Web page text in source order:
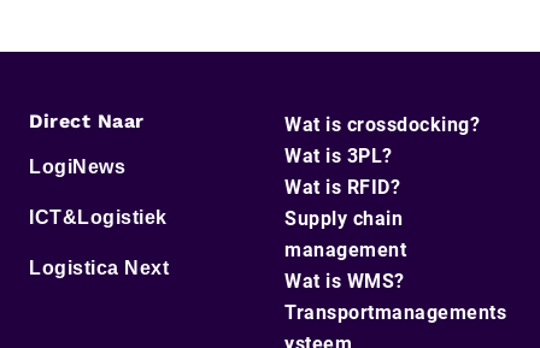
Direct Naar
LogiNews
ICT&Logistiek
Logistica Next
Wat is crossdocking?
Wat is 3PL?
Wat is RFID?
Supply chain
management
Wat is WMS?
Transportmanagements